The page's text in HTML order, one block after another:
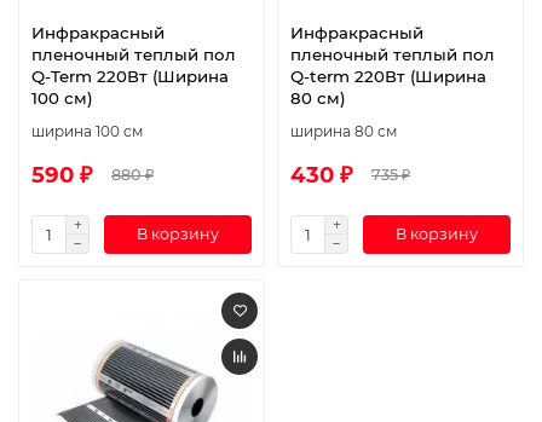
Инфракрасный
пленочный теплый пол
Q-Term 220Вт (Ширина
100 см)
ширина 100 см
590 ₽ 880 ₽
В корзину
Инфракрасный
пленочный теплый пол
Q-term 220Вт (Ширина
80 см)
ширина 80 см
430 ₽ 735 ₽
В корзину